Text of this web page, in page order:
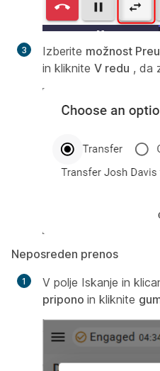
Izberite možnost
in kliknite V redu , da
Neposreden prenos
V polje Iskanje in
pripono in kliknite